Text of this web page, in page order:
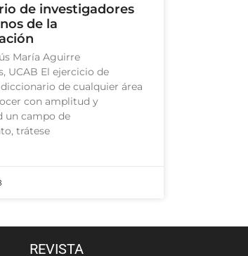
de investigadores
de la
María Aguirre
UCAB El ejercicio de
de cualquier área
con amplitud y
un campo de
trátese
REVISTA